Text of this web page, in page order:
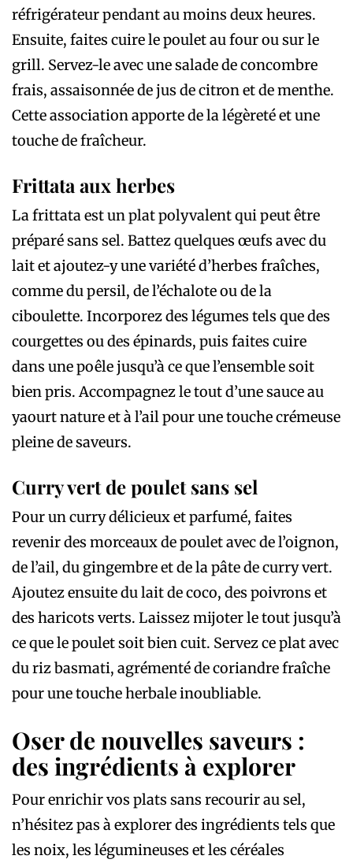
réfrigérateur pendant au moins deux heures.
Ensuite, faites cuire le poulet au four ou sur le
grill. Servez-le avec une salade de concombre
frais, assaisonnée de jus de citron et de menthe.
Cette association apporte de la légèreté et une
touche de fraîcheur.
Frittata aux herbes
La frittata est un plat polyvalent qui peut être
préparé sans sel. Battez quelques œufs avec du
lait et ajoutez-y une variété d’herbes fraîches,
comme du persil, de l’échalote ou de la
ciboulette. Incorporez des légumes tels que des
courgettes ou des épinards, puis faites cuire
dans une poêle jusqu’à ce que l’ensemble soit
bien pris. Accompagnez le tout d’une sauce au
yaourt nature et à l’ail pour une touche crémeuse
pleine de saveurs.
Curry vert de poulet sans sel
Pour un curry délicieux et parfumé, faites
revenir des morceaux de poulet avec de l’oignon,
de l’ail, du gingembre et de la pâte de curry vert.
Ajoutez ensuite du lait de coco, des poivrons et
des haricots verts. Laissez mijoter le tout jusqu’à
ce que le poulet soit bien cuit. Servez ce plat avec
du riz basmati, agrémenté de coriandre fraîche
pour une touche herbale inoubliable.
Oser de nouvelles saveurs :
des ingrédients à explorer
Pour enrichir vos plats sans recourir au sel,
n’hésitez pas à explorer des ingrédients tels que
les noix, les légumineuses et les céréales